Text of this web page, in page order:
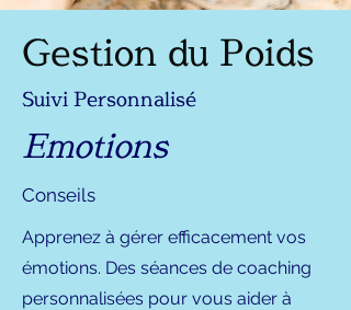
Gestion du Poids
Suivi Personnalisé
Emotions
Conseils
Apprenez à gérer efficacement vos
émotions. Des séances de coaching
personnalisées pour vous aider à